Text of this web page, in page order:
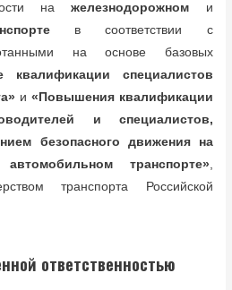
нажелезнодорожном и
в соответствии с
на основе базовых
квалификации специалистов
и «Повышения квалификации
и специалистов,
безопасного движения на
транспорте»,
транспорта Российской
ответственностью